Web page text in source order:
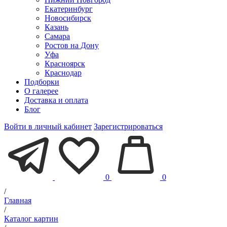
Екатеринбург
Новосибирск
Казань
Самара
Ростов на Дону
Уфа
Красноярск
Краснодар
Подборки
О галерее
Доставка и оплата
Блог
Войти в личный кабинет Зарегистрироваться
0
0
/
Главная
/
Каталог картин